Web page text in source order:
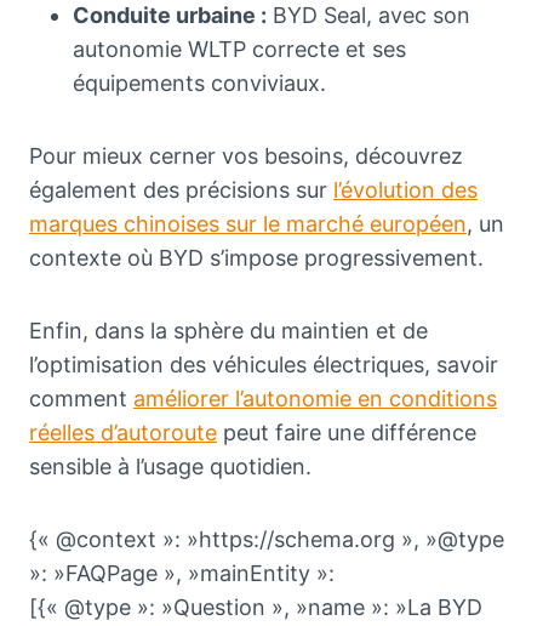
Conduite urbaine : BYD Seal, avec son
autonomie WLTP correcte et ses
équipements conviviaux.
Pour mieux cerner vos besoins, découvrez
également des précisions sur l’évolution des
marques chinoises sur le marché européen, un
contexte où BYD s’impose progressivement.
Enfin, dans la sphère du maintien et de
l’optimisation des véhicules électriques, savoir
comment améliorer l’autonomie en conditions
réelles d’autoroute peut faire une différence
sensible à l’usage quotidien.
{« @context »: »https://schema.org », »@type
»: »FAQPage », »mainEntity »:
[{« @type »: »Question », »name »: »La BYD